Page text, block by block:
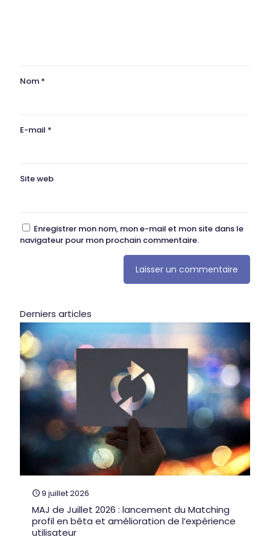
Nom *
E-mail *
Site web
Enregistrer mon nom, mon e-mail et mon site dans le
navigateur pour mon prochain commentaire.
Derniers articles
9 juillet 2026
MAJ de Juillet 2026 : lancement du Matching
profil en bêta et amélioration de l’expérience
utilisateur